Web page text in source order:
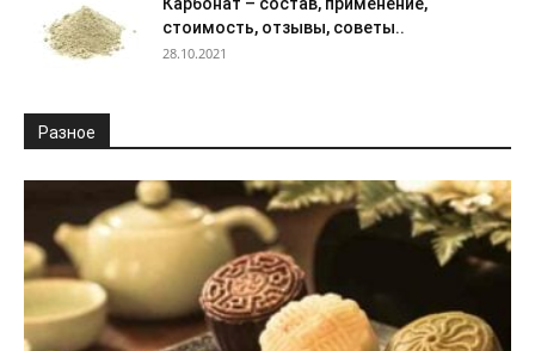
стоимость, отзывы, советы..
28.10.2021
Разное